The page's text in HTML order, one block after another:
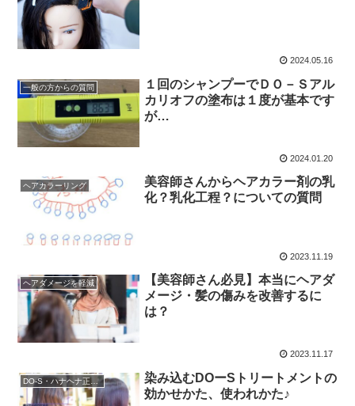
2024.05.16
一般の方からの質問
１回のシャンプーでＤＯ－Ｓアル
カリオフの塗布は１度が基本です
が…
2024.01.20
ヘアカラーリング
美容師さんからヘアカラー剤の乳
化？乳化工程？についての質問
2023.11.19
ヘアダメージを軽減
【美容師さん必見】本当にヘアダ
メージ・髪の傷みを改善するに
は？
2023.11.17
DO-S・ハナヘナ正規販売店
染み込むDOーSトリートメントの
効かせかた、使われかた♪